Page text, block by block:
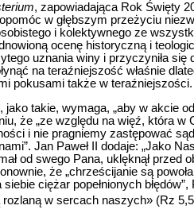
, zapowiadająca Rok Święty
w głębszym przeżyciu
i kolektywnego ze
ocenę historyczną i
uznania winy i przyczyniła
na teraźniejszość właśnie
pokusami także w teraźniejszości.
takie, wymaga, „aby w akcie
że „ze względu na więź, która
i nie pragniemy zastępować
Jan Paweł II dodaje: „Jako
od swego Pana, uklęknął przed
że „chrześcijanie są
ciężar popełnionych
rozlaną w sercach naszych» (Rz